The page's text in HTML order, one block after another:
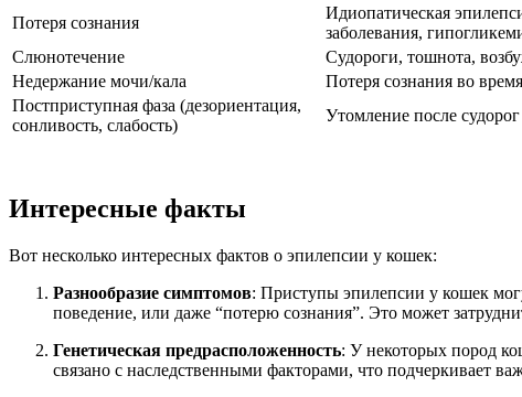
Потеря сознания
Идиопатическая
заболевания,
Слюнотечение
Судороги, тошнота,
Недержание мочи/кала
Потеря сознания во
Постприступная фаза (дезориентация,
сонливость, слабость)
Утомление после судорог
Интересные факты
Вот несколько интересных фактов о эпилепсии у кошек:
Разнообразие симптомов: Приступы эпилепсии у кошек
поведение, или даже “потерю сознания”. Это может
Генетическая предрасположенность: У некоторых пород
связано с наследственными факторами, что подчеркивает